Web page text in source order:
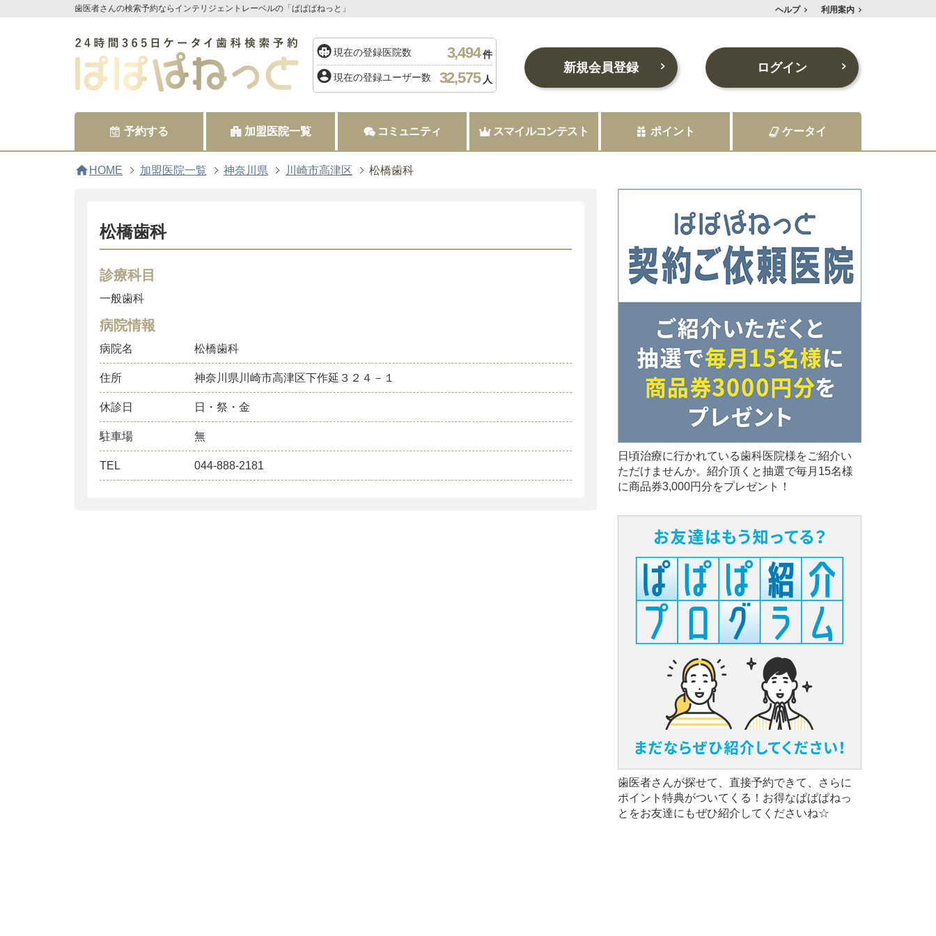
歯医者さんの検索予約ならインテリジェントレーベルの「ぱぱぱねっと」 ヘルプ 利用案内
現在の登録医院数 3,494件
現在の登録ユーザー数 32,575 人
新規会員登録 ログイン
予約する 加盟医院一覧 コミュニティ スマイルコンテスト ポイント ケータイ
home HOME 加盟医院一覧 神奈川県 川崎市高津区 松橋歯科
松橋歯科
診療科目
一般歯科
病院情報
病院名 松橋歯科
住所 神奈川県川崎市高津区下作延３２４－１
休診日 日・祭・金
駐車場 無
TEL 044-888-2181
日頃治療に行かれている歯科医院様をご紹介い
ただけませんか。紹介頂くと抽選で毎月15名様
に商品券3,000円分をプレゼント！
歯医者さんが探せて、直接予約できて、さらに
ポイント特典がついてくる！お得なぱぱぱねっ
とをお友達にもぜひ紹介してくださいね☆